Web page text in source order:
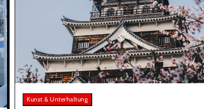
Kunst & Unterhaltung